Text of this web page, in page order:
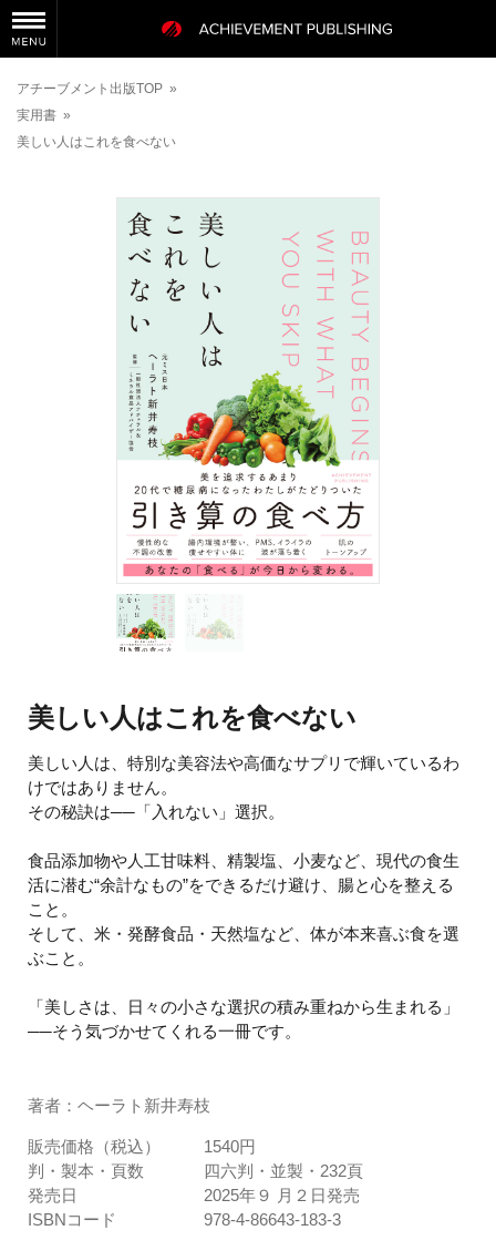
アチーブメント出版TOP »
実用書 »
美しい人はこれを食べない
美しい人はこれを食べない
美しい人は、特別な美容法や高価なサプリで輝いているわ
けではありません。
その秘訣は──「入れない」選択。
食品添加物や人工甘味料、精製塩、小麦など、現代の食生
活に潜む“余計なもの”をできるだけ避け、腸と心を整える
こと。
そして、米・発酵食品・天然塩など、体が本来喜ぶ食を選
ぶこと。
「美しさは、日々の小さな選択の積み重ねから生まれる」
──そう気づかせてくれる一冊です。
著者：ヘーラト新井寿枝
販売価格（税込）
1540円
判・製本・頁数
四六判・並製・232頁
発売日
2025年９ 月２日発売
ISBNコード
978-4-86643-183-3